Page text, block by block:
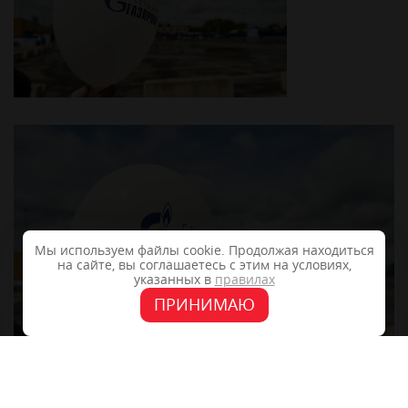
Мы используем файлы cookie. Продолжая находиться
на сайте, вы соглашаетесь с этим на условиях,
указанных в правилах
ПРИНИМАЮ